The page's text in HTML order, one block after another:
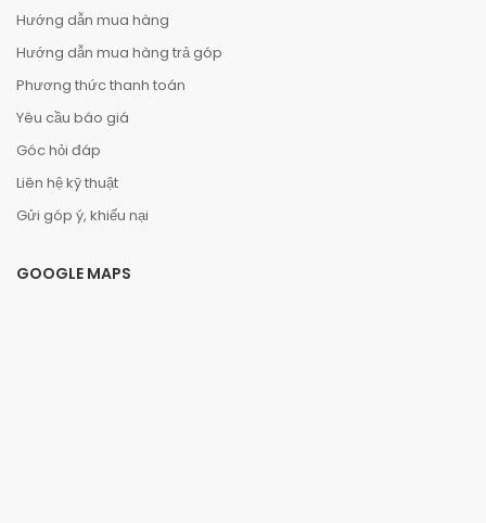
Hướng dẫn mua hàng
Hướng dẫn mua hàng trả góp
Phương thức thanh toán
Yêu cầu báo giá
Góc hỏi đáp
Liên hệ kỹ thuật
Gửi góp ý, khiếu nại
GOOGLE MAPS